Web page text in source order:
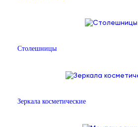
Столешницы
Зеркала косметические